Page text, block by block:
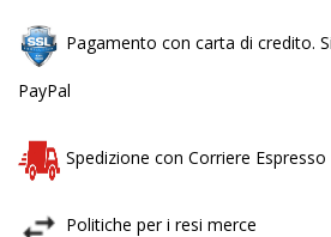
Pagamento con carta di credito.
PayPal
Spedizione con Corriere Espresso
Politiche per i resi merce